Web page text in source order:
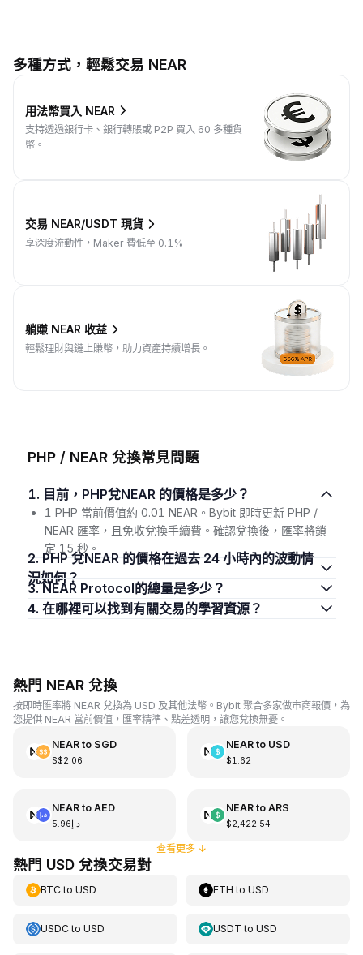
多種方式，輕鬆交易 NEAR
用法幣買入 NEAR
支持透過銀行卡、銀行轉賬或 P2P 買入 60 多種貨
幣。
交易 NEAR/USDT 現貨
享深度流動性，Maker 費低至 0.1%
躺賺 NEAR 收益
輕鬆理財與鏈上賺幣，助力資產持續增長。
PHP / NEAR 兌換常見問題
1. 目前，PHP兌NEAR 的價格是多少？
1 PHP 當前價值約 0.01 NEAR。Bybit 即時更新 PHP /
NEAR 匯率，且免收兌換手續費。確認兌換後，匯率將鎖
定 15 秒。
2. PHP 兌NEAR 的價格在過去 24 小時內的波動情
況如何？
3. NEAR Protocol的總量是多少？
4. 在哪裡可以找到有關交易的學習資源？
熱門 NEAR 兌換
按即時匯率將 NEAR 兌換為 USD 及其他法幣。Bybit 聚合多家做市商報價，為
您提供 NEAR 當前價值，匯率精準、點差透明，讓您兌換無憂。
NEARto SGD
S$2.06
NEARto USD
$1.62
NEARto AED
د.إ5.96
NEARto ARS
$2,422.54
查看更多↓
熱門 USD 兌換交易對
BTCto USD ETH toUSD
USDCto USD USDT toUSD